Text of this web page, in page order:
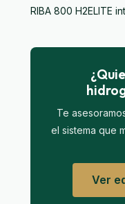
RIBA 800 H2ELITE
Te
el sistema que
Ver